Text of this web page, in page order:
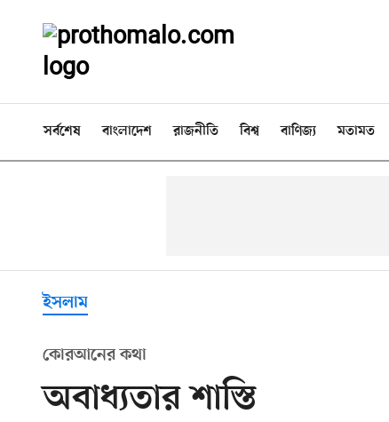
সর্বশেষ বাংলাদেশ রাজনীতি বিশ্ব বাণিজ্য মতামত
ইসলাম
কোরআনের কথা
অবাধ্যতার শাস্তি